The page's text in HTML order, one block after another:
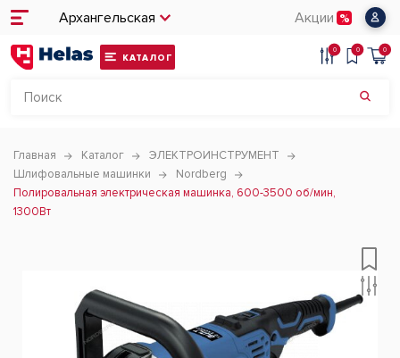
Архангельская Акции
КАТАЛОГ
0 0 0
Главная Каталог
ЭЛЕКТРОИНСТРУМЕНТ
Шлифовальные машинки
Nordberg
Полировальная электрическая машинка, 600-3500 об/мин,
1300Вт